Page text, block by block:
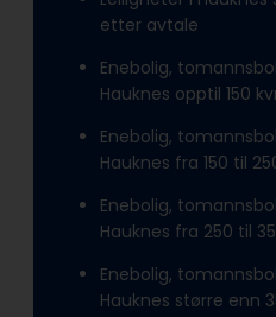
etter avtale
Enebolig,
Hauknes opptil 150
Enebolig,
Hauknes fra 150 til
Enebolig,
Hauknes fra 250 til
Enebolig,
Hauknes større enn